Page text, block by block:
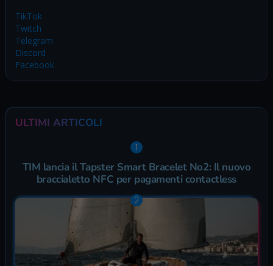
TikTok
Twitch
Telegram
Discord
Facebook
ULTIMI ARTICOLI
TIM lancia il Tapster Smart Bracelet No2: Il nuovo
braccialetto NFC per pagamenti contactless